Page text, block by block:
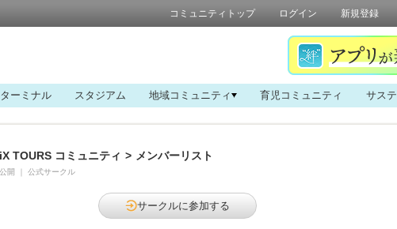
コミュニティトップ ログイン 新規登録
ーミナル スタジアム 地域コミュニティ 育児コミュニティ サス
iX TOURS コミュニティ > メンバーリスト
公開 公式サークル
サークルに参加する